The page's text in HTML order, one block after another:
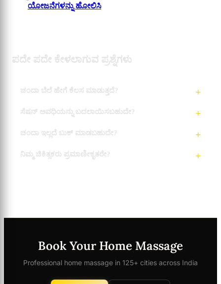
ಯೋಜನೆಗಳನ್ನು ಹೋಲಿಸಿ
ಪದೇ ಪದೇ ಕೇಳಲಾಗುವ ಪ್ರಶ್ನೆಗಳು
ಚಂದಾ ಬೆಲೆ ಹೇಗೆ ಕೆಲಸ ಮಾಡುತ್ತದೆ?
ಸೆಷನ್ ಅವಧಿಯನ್ನು ಬದಲಾಯಿಸಬಹುದೇ?
ಚಂದಾ ಇಲ್ಲದೆ ಬುಕ್ ಮಾಡಬಹುದೇ?
ನಿಮ್ಮ ಚಿಕಿತ್ಸಕರು ಪ್ರಮಾಣೀಕೃತರೇ?
Book Your Home Massage
Professional home massage in 125+ cities across India